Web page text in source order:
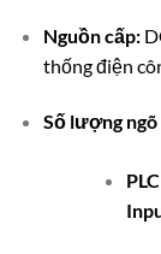
Nguồn cấp:
thống điện
Số lượng ngõ